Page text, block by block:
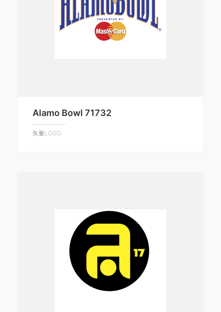
Alamo Bowl 71732
矢量LOGO